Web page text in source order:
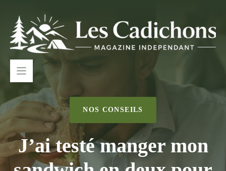
contenu
NOS CONSEILS
J’ai testé manger mon